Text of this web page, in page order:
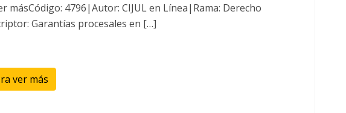
másCódigo: 4796|Autor: CIJUL en Línea|Rama: Derecho
Garantías procesales en […]
ver más